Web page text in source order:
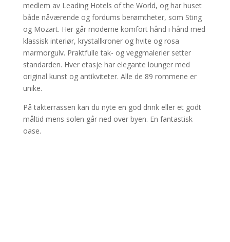
medlem av Leading Hotels of the World, og har huset
både nåværende og fordums berømtheter, som Sting
og Mozart. Her går moderne komfort hånd i hånd med
klassisk interiør, krystallkroner og hvite og rosa
marmorgulv. Praktfulle tak- og veggmalerier setter
standarden. Hver etasje har elegante lounger med
original kunst og antikviteter. Alle de 89 rommene er
unike.
På takterrassen kan du nyte en god drink eller et godt
måltid mens solen går ned over byen. En fantastisk
oase.